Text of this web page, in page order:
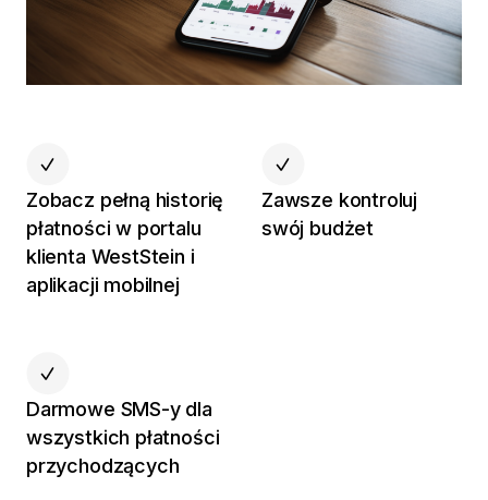
Zobacz pełną historię
płatności w portalu
klienta WestStein i
aplikacji mobilnej
Zawsze kontroluj
swój budżet
Darmowe SMS-y dla
wszystkich płatności
przychodzących